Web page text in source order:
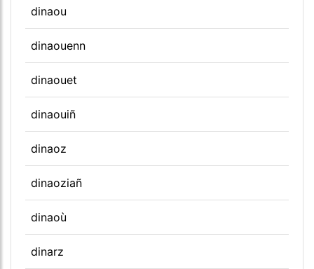
dinaou
dinaouenn
dinaouet
dinaouiñ
dinaoz
dinaoziañ
dinaoù
dinarz